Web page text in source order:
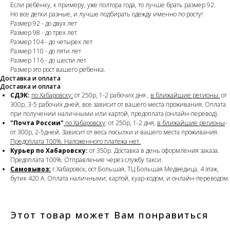
Если ребёнку, к примеру, уже полтора года, то лучше брать размер 92.
Но все детки разные, и лучше подбирать одежду именно по росту!
Размер 92 - до двух лет
Размер 98 - до трех лет
Размер 104 - до четырех лет
Размер 110 - до пяти лет
Размер 116 - до шести лет
Размер это рост вашего ребенка.
Доставка и оплата
Доставка и оплата
СДЭК: по Хабаровску: от 250р, 1-2 рабочих дня , в ближайшие регионы: от
300р, 3-5 рабочих дней, все зависит от вашего места проживания. Оплата
при получении наличными или картой, предоплата (онлайн-перевод).
"Почта России" по Хабаровску: от 250р, 1-2 дня, в ближайшие регионы-
от 300р, 2-5дней. Зависит от веса посылки и вашего места проживания.
Предоплата 100%. Наложенного платежа нет.
Курьер по Хабаровску: от 350р. Доставка в день оформления заказа.
Предоплата 100%. Отправление через службу такси.
Самовывоз: г.Хабаровск, ост.Большая, ТЦ Большая Медведица, 4 этаж,
бутик 420 А. Оплата наличными, картой, куар-кодом, и онлайн-переводом.
Этот товар может Вам понравиться